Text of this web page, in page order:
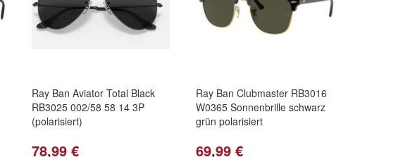
Ray Ban Aviator Total Black
RB3025 002/58 58 14 3P
(polarisiert)
78,99 €
Ray Ban Clubmaster RB3016
W0365 Sonnenbrille schwarz
grün polarisiert
69,99 €